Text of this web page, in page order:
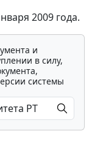
2009 года.
и
в силу,
системы